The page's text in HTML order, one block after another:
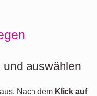
und auswählen
Nach dem Klick auf